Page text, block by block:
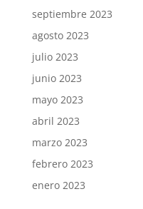
septiembre 2023
agosto 2023
julio 2023
junio 2023
mayo 2023
abril 2023
marzo 2023
febrero 2023
enero 2023